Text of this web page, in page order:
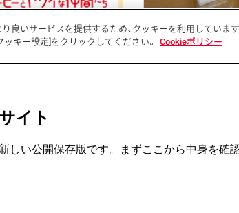
イト
しい公開保存版です。まずここから中身を確